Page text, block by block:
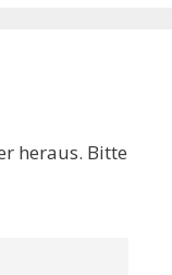
heraus. Bitte